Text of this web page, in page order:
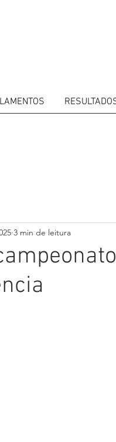
3 min de leitura